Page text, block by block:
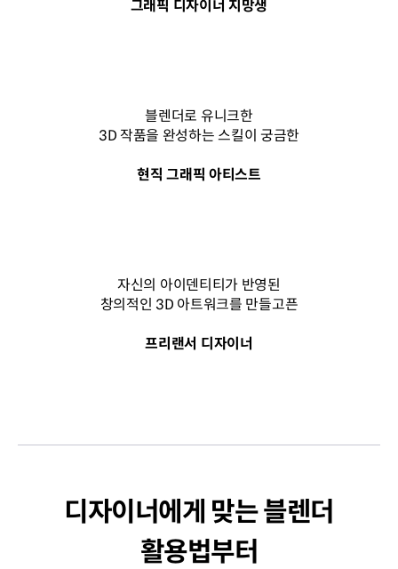
그래픽 디자이너 지망생
블렌더로 유니크한
3D 작품을 완성하는 스킬이 궁금한
현직 그래픽 아티스트
자신의 아이덴티티가 반영된
창의적인 3D 아트워크를 만들고픈
프리랜서 디자이너
디자이너에게 맞는 블렌더
활용법부터